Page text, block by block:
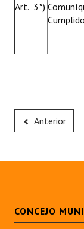
Art. 3°)
Anterior
CONCEJO